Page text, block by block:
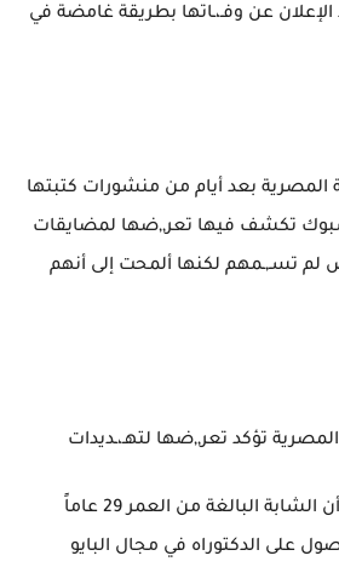
عن وفـ،ـاتها بطريقة غامضة في
المصرية بعد أيام من منشورات كتبتها
تكشف فيها تعر,,ضها لمضايقات
لم تسـ,ـمهم لكنها ألمحت إلى أنهم
تؤكد تعر,,ضها لتهـ،ـديدات
كما كشفت التغريدات أن الشابة البالغة من العمر 29 عاماً
على الدكتوراه في مجال البايو